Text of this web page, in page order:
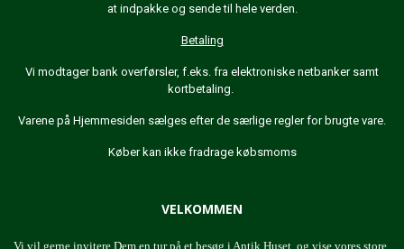
at indpakke og sende til hele verden.
Betaling
Vi modtager bank overførsler, f.eks. fra elektroniske netbanker samt
kortbetaling.
Varene på Hjemmesiden sælges efter de særlige regler for brugte vare.
Køber kan ikke fradrage købsmoms
VELKOMMEN
Vi vil gerne invitere Dem en tur på et besøg i Antik Huset, og vise vores store